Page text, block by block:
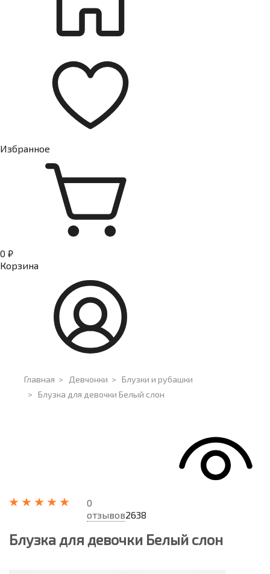
Избранное
0 ₽
Корзина
Главная > Девчонки > Блузки и рубашки
> Блузка для девочки Белый слон
0
отзывов2638
Блузка для девочки Белый слон